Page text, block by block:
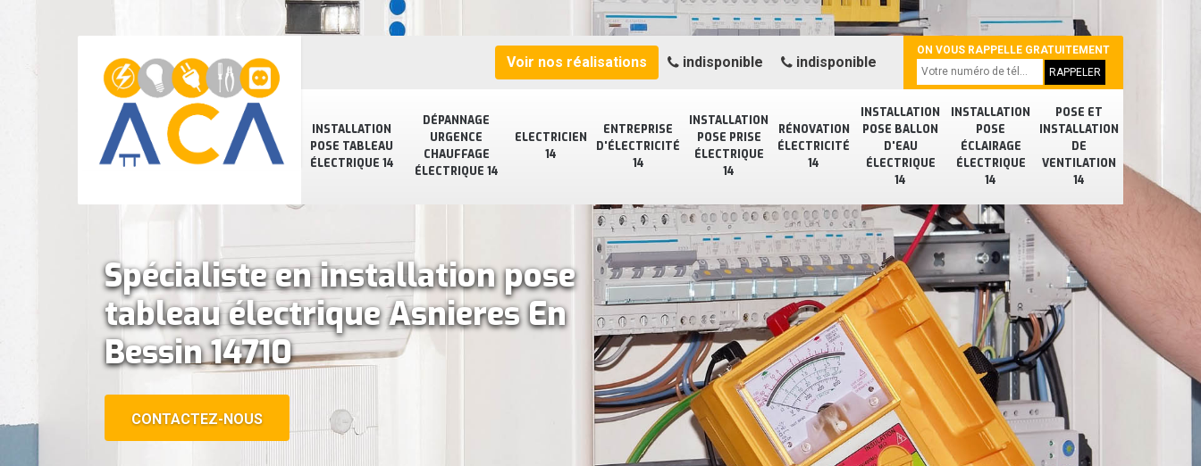
INSTALLATION
POSE TABLEAU
ÉLECTRIQUE 14
DÉPANNAGE
URGENCE
CHAUFFAGE
ÉLECTRIQUE 14
ELECTRICIEN
14
ENTREPRISE
D'ÉLECTRICITÉ
14
INSTALLATION
POSE PRISE
ÉLECTRIQUE
14
RÉNOVATION
ÉLECTRICITÉ
14
INSTALLATION
POSE BALLON
D'EAU
ÉLECTRIQUE
14
INSTALLATION
POSE
ÉCLAIRAGE
ÉLECTRIQUE
14
POSE ET
INSTALLATION
DE
VENTILATION
14
Voir nos réalisations indisponible indisponible
ON VOUS RAPPELLE GRATUITEMENT
Spécialiste en installation pose
tableau électrique Asnieres En
Bessin 14710
CONTACTEZ-NOUS